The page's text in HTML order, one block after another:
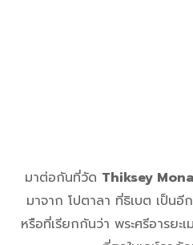
มาต่อกันที่วัด Thiksey
มาจาก โปตาลา ที่ธิเบต เป็น
หรือที่เรียกกันว่า พระศรีอารย